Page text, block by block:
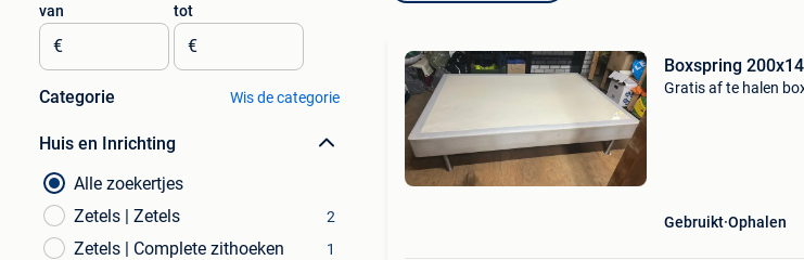
van
€
tot
€
Categorie Wis de categorie
Huis en Inrichting
Alle zoekertjes
Zetels | Zetels
2
Zetels | Complete zithoeken 1
Boxspring
Gratis af te halen
Gebruikt Ophalen